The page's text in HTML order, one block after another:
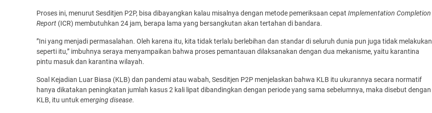
Proses ini, menurut Sesditjen P2P, bisa dibayangkan kalau misalnya dengan metode pemeriksaan cepat Implementation Completion
Report (ICR) membutuhkan 24 jam, berapa lama yang bersangkutan akan tertahan di bandara.
”Ini yang menjadi permasalahan. Oleh karena itu, kita tidak terlalu berlebihan dan standar di seluruh dunia pun juga tidak melakukan
seperti itu,” imbuhnya seraya menyampaikan bahwa proses pemantauan dilaksanakan dengan dua mekanisme, yaitu karantina
pintu masuk dan karantina wilayah.
Soal Kejadian Luar Biasa (KLB) dan pandemi atau wabah, Sesditjen P2P menjelaskan bahwa KLB itu ukurannya secara normatif
hanya dikatakan peningkatan jumlah kasus 2 kali lipat dibandingkan dengan periode yang sama sebelumnya, maka disebut dengan
KLB, itu untukemerging disease.